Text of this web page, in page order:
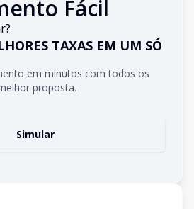
Fácil
TAXAS EM UM SÓ
em minutos com todos os
proposta.
Simular